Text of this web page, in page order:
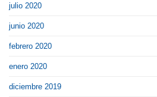
julio 2020
junio 2020
febrero 2020
enero 2020
diciembre 2019